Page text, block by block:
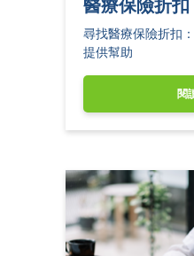
醫療保險折扣
尋找醫療保險折扣
提供幫助
閱